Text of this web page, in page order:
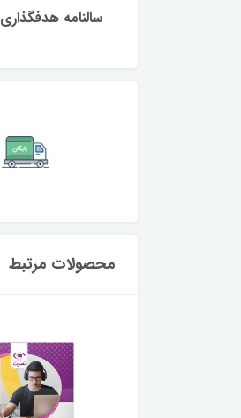
سالنامه هدفگذاری 1400 نصرت
محصولات مرتبط